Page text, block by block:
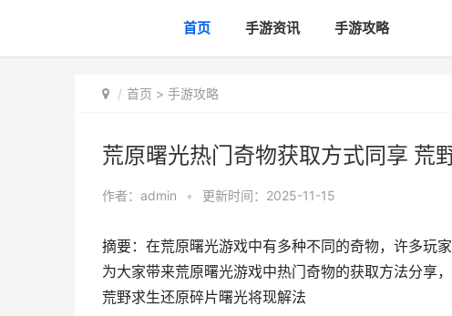
首页 手游资讯 手游攻略
首页 > 手游攻略
荒原曙光热门奇物获取方式同享 荒
作者： admin • 更新时间：2025-11-15
摘要：在荒原曙光游戏中有多种不同的奇物，许多玩
为大家带来荒原曙光游戏中热门奇物的获取方法分享
荒野求生还原碎片曙光将现解法